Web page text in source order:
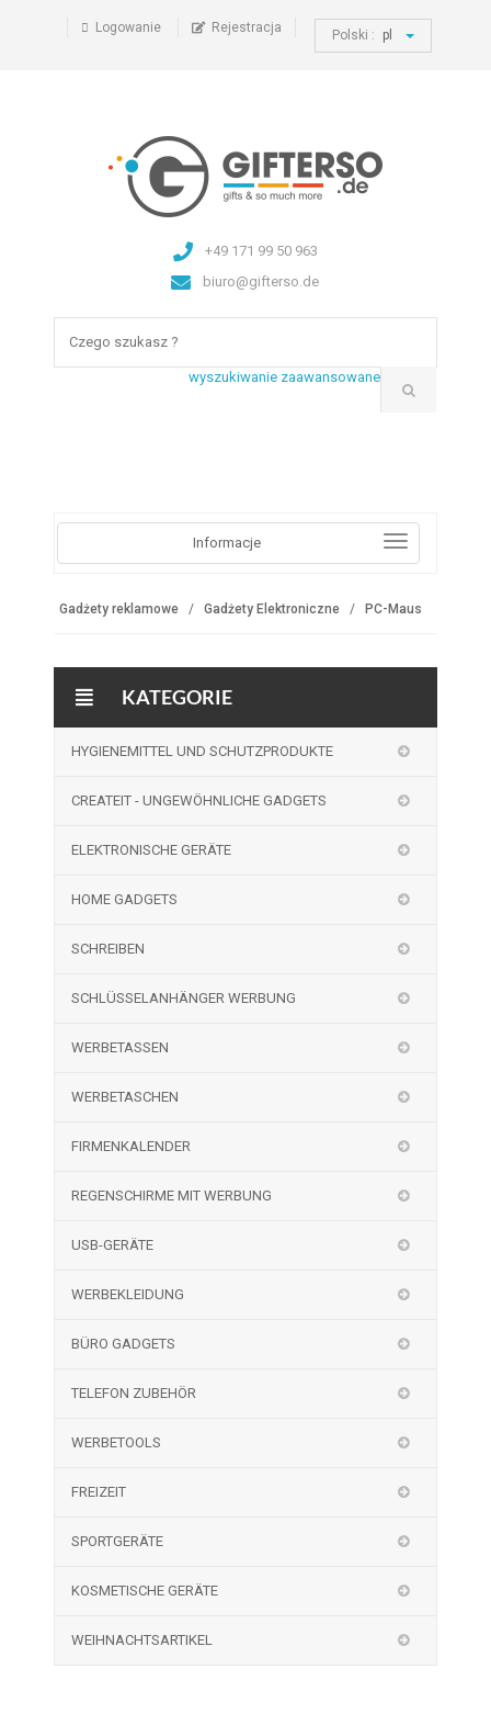
Logowanie Rejestracja Polski : pl
+49 171 99 50 963
biuro@gifterso.de
wyszukiwanie zaawansowane
Informacje
Gadżety reklamowe Gadżety Elektroniczne PC-Maus
KATEGORIE
HYGIENEMITTEL UND SCHUTZPRODUKTE
CREATEIT - UNGEWÖHNLICHE GADGETS
ELEKTRONISCHE GERÄTE
HOME GADGETS
SCHREIBEN
SCHLÜSSELANHÄNGER WERBUNG
WERBETASSEN
WERBETASCHEN
FIRMENKALENDER
REGENSCHIRME MIT WERBUNG
USB-GERÄTE
WERBEKLEIDUNG
BÜRO GADGETS
TELEFON ZUBEHÖR
WERBETOOLS
FREIZEIT
SPORTGERÄTE
KOSMETISCHE GERÄTE
WEIHNACHTSARTIKEL